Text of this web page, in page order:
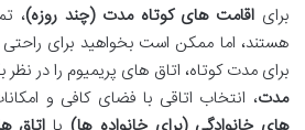
برای اقامت های کوتاه مدت (چند روزه)،
هستند، اما ممکن است بخواهید برای
برای مدت کوتاه، اتاق های پریمیوم را در نظر
مدت، انتخاب اتاقی با فضای کافی و